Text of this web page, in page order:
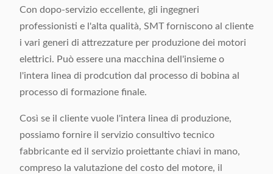
Con dopo-servizio eccellente, gli ingegneri
professionisti e l'alta qualità, SMT forniscono al cliente
i vari generi di attrezzature per produzione dei motori
elettrici. Può essere una macchina dell'insieme o
l'intera linea di prodcution dal processo di bobina al
processo di formazione finale.
Così se il cliente vuole l'intera linea di produzione,
possiamo fornire il servizio consultivo tecnico
fabbricante ed il servizio proiettante chiavi in mano,
compreso la valutazione del costo del motore, il